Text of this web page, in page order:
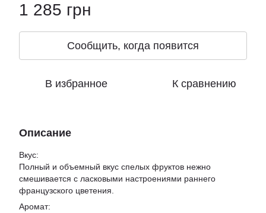
1 285 грн
Сообщить, когда появится
В избранное К сравнению
Описание
Вкус:
Полный и объемный вкус спелых фруктов нежно
смешивается с ласковыми настроениями раннего
французского цветения.
Аромат: